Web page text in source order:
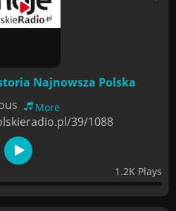
Najnowsza Polska
More
39/1088
1.2K Plays